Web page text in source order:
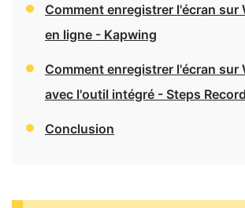
Comment enregistrer l'écran sur
en ligne - Kapwing
Comment enregistrer l'écran sur
avec l'outil intégré - Steps
Conclusion